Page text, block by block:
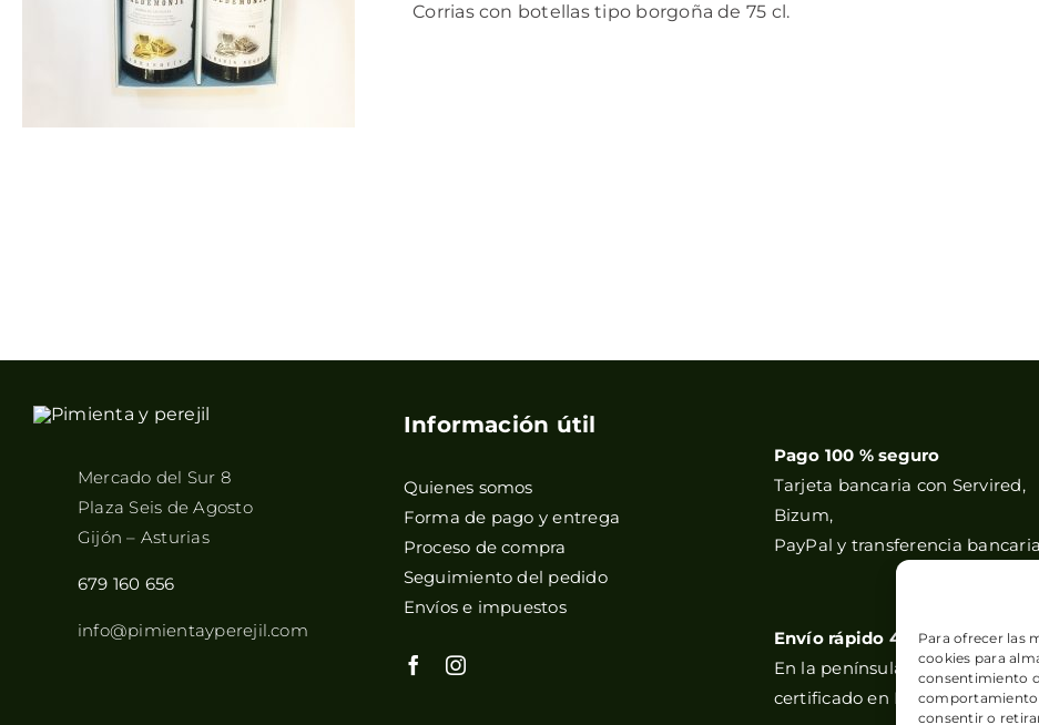
Para ofrecer las
cookies para
consentimiento
comportamiento
consentir o
Corrias con botellas tipo borgoña de 75 cl.
Mercado del Sur 8
Plaza Seis de Agosto
Gijón – Asturias
679 160 656
info@pimientayperejil.com
Información útil
Quienes somos
Forma de pago y entrega
Proceso de compra
Seguimiento del pedido
Envíos e impuestos
Pago 100 % seguro
Tarjeta bancaria con Servired,
Bizum,
PayPal y transferencia bancaria
Envío rápido 48h
En la península, y correos
certificado en Baleares y